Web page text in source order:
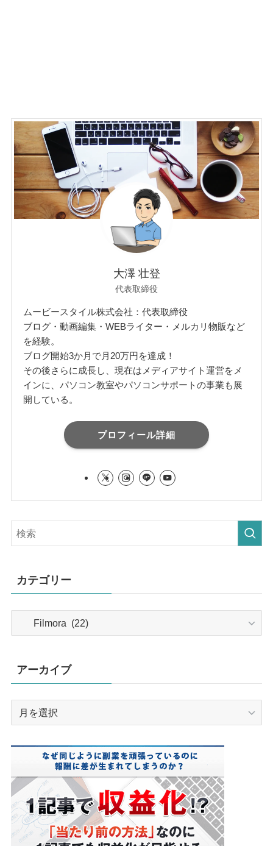
大澤 壮登
代表取締役
ムービースタイル株式会社：代表取締役
ブログ・動画編集・WEBライター・メルカリ物販など
を経験。
ブログ開始3か月で月20万円を達成！
その後さらに成長し、現在はメディアサイト運営をメ
インに、パソコン教室やパソコンサポートの事業も展
開している。
プロフィール詳細
カテゴリー
ー
アーカイブ